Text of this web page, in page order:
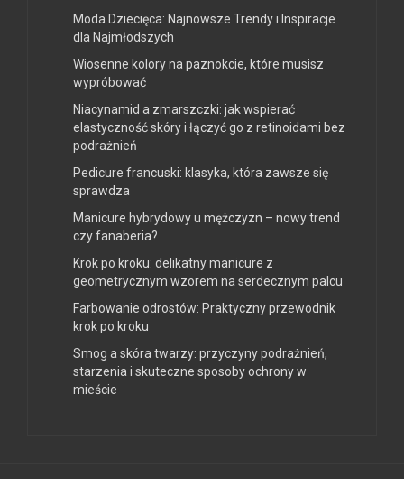
Moda Dziecięca: Najnowsze Trendy i Inspiracje
dla Najmłodszych
Wiosenne kolory na paznokcie, które musisz
wypróbować
Niacynamid a zmarszczki: jak wspierać
elastyczność skóry i łączyć go z retinoidami bez
podrażnień
Pedicure francuski: klasyka, która zawsze się
sprawdza
Manicure hybrydowy u mężczyzn – nowy trend
czy fanaberia?
Krok po kroku: delikatny manicure z
geometrycznym wzorem na serdecznym palcu
Farbowanie odrostów: Praktyczny przewodnik
krok po kroku
Smog a skóra twarzy: przyczyny podrażnień,
starzenia i skuteczne sposoby ochrony w
mieście